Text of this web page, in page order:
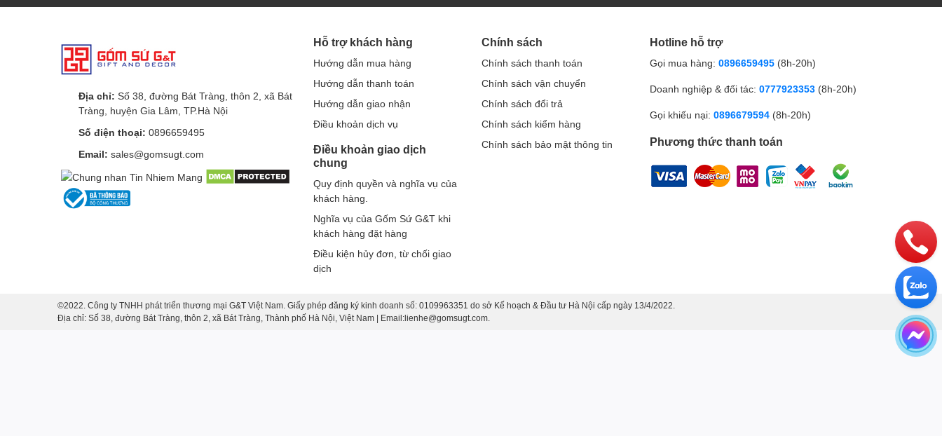
Địa chỉ: Số 38, đường Bát Tràng, thôn 2, xã Bát
Tràng, huyện Gia Lâm, TP.Hà Nội
Số điện thoại: 0896659495
Email: sales@gomsugt.com
Hỗ trợ khách hàng
Hướng dẫn mua hàng
Hướng dẫn thanh toán
Hướng dẫn giao nhận
Điều khoản dịch vụ
Điều khoản giao dịch
chung
Quy định quyền và nghĩa vụ của
khách hàng.
Nghĩa vụ của Gốm Sứ G&T khi
khách hàng đặt hàng
Điều kiện hủy đơn, từ chối giao
dịch
Chính sách
Chính sách thanh toán
Chính sách vận chuyển
Chính sách đổi trả
Chính sách kiểm hàng
Chính sách bảo mật thông tin
Hotline hỗ trợ
Gọi mua hàng: 0896659495 (8h-20h)
Doanh nghiệp & đối tác: 0777923353 (8h-20h)
Gọi khiếu nại: 0896679594 (8h-20h)
Phương thức thanh toán
©2022. Công ty TNHH phát triển thương mại G&T Việt Nam. Giấy phép đăng ký kinh doanh số: 0109963351 do sở Kế hoạch & Đầu tư Hà Nội cấp ngày 13/4/2022.
Địa chỉ: Số 38, đường Bát Tràng, thôn 2, xã Bát Tràng, Thành phố Hà Nội, Việt Nam | Email:lienhe@gomsugt.com.